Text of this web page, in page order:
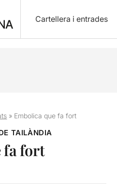
Cartellera i entrades
» Embolica que fa fort
TAILÀNDIA
fa fort